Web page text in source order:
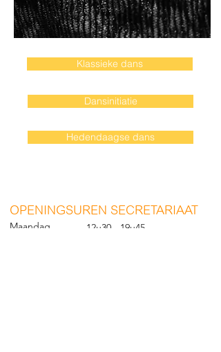
Klassieke dans
Dansinitiatie
Hedendaagse dans
OPENINGSUREN SECRETARIAAT
Maandag
12u30 - 19u45